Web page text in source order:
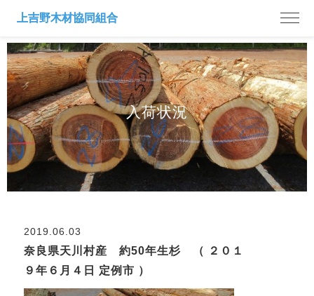
入荷状況
2019.06.03
奈良県天川村産 約50年生杉 （ ２０１
９年６月４日 定例市 ）